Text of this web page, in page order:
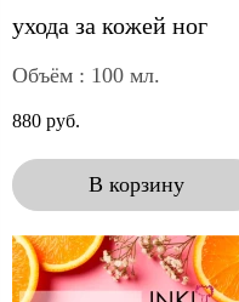
ухода за кожей ног
Объём : 100 мл.
880 руб.
В корзину